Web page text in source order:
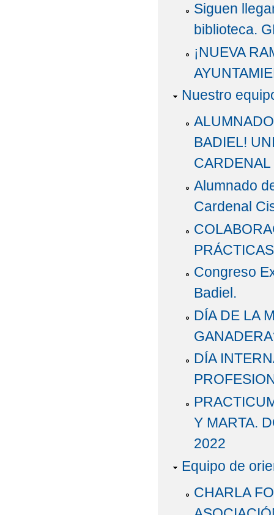
Siguen
biblioteca.
¡NUEVA
Nuestro
BADIEL!
Alumnado
Cardenal
Congreso
Badiel.
DÍA DE LA
DÍA
Y MARTA.
2022
Equipo de
CHARLA